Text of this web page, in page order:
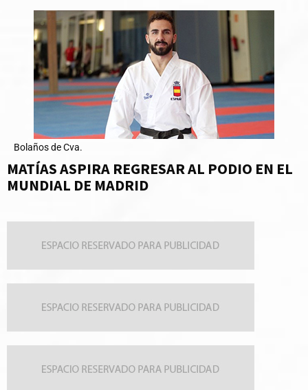
Bolaños de Cva.
MATÍAS ASPIRA REGRESAR AL PODIO EN EL
MUNDIAL DE MADRID